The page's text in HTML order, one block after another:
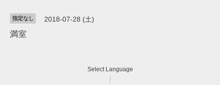
指定なし 2018-07-28 (土)
満室
Select Language